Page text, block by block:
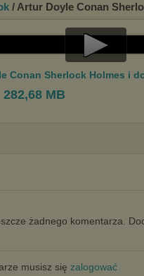
/ Artur Doyle Conan
Play
Conan Sherlock Holmes i
282,68 MB
żadnego komentarza.
musisz się zalogować